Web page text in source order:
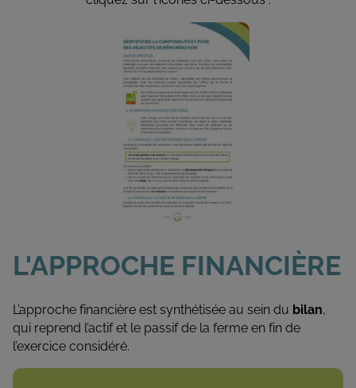
L'APPROCHE FINANCIÈRE
L’approche financière est synthétisée au sein du bilan,
qui reprend l’actif et le passif de la ferme en fin de
l’exercice considéré.